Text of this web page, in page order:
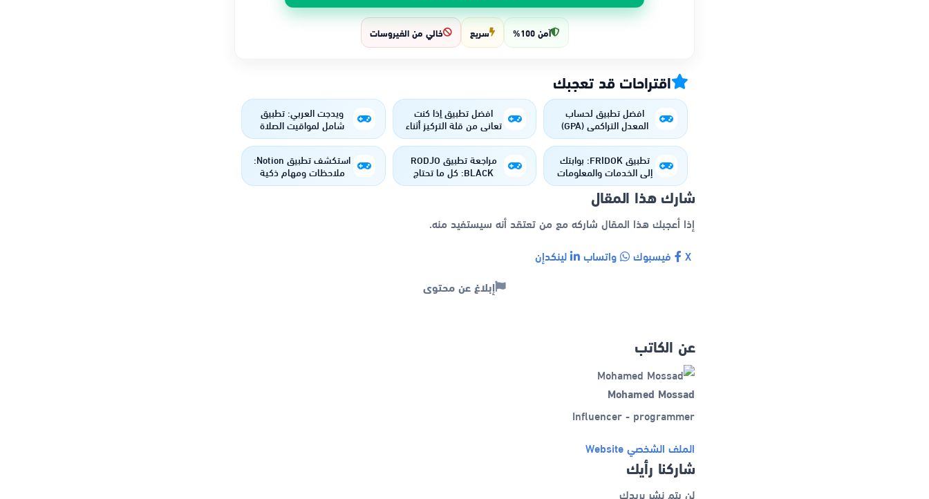
آمن 100% سريع خالي من الفيروسات
اقتراحات قد تعجبك
افضل تطبيق لحساب
المعدل التراكمي (GPA)
افضل تطبيق اِذا كنت
تعاني من قلة التركيز أثناء
الدراسة
ويدجت العربي: تطبيق
شامل لمواقيت الصلاة
والأذكار
تطبيق FRIDOK: بوابتك
إلى الخدمات والمعلومات
في الجزائر
مراجعة تطبيق RODJO
BLACK: كل ما تحتاج
معرفته عن تجربة
استكشف تطبيق Notion:
ملاحظات ومهام ذكية
لتسهيل تنظيم الأفكار
شارك هذا المقال
إذا أعجبك هذا المقال شاركه مع من تعتقد أنه سيستفيد منه.
فيسبوك واتساب لينكدإن
إبلاغ عن محتوى
عن الكاتب
Mohamed Mossad
Influencer - programmer
الملف الشخصي Website
شاركنا رأيك
لن يتم نشر بريدك